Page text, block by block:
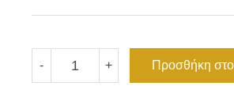
€16.00.είναι:
-
βραχιόλι
χειροπέδα
+ Προσθήκη στο